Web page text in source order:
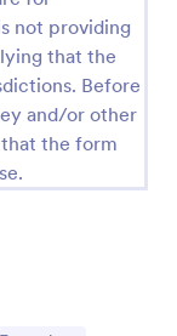
not providing
that the
Before
and/or other
the form